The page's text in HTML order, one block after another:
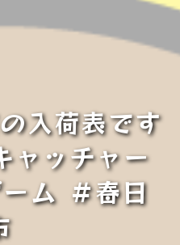
入荷表です
ャッチャー
ム ＃春日